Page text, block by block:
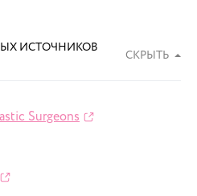
ИСТОЧНИКОВ
СКРЫТЬ
Surgeons